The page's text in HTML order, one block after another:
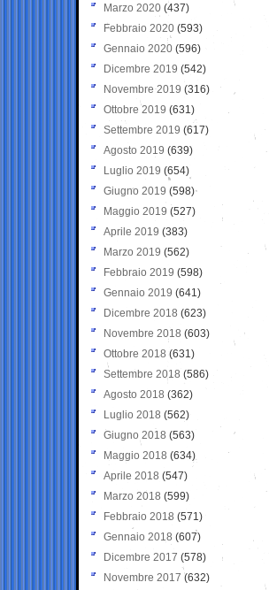
Marzo 2020 (437)
Febbraio 2020 (593)
Gennaio 2020 (596)
Dicembre 2019 (542)
Novembre 2019 (316)
Ottobre 2019 (631)
Settembre 2019 (617)
Agosto 2019 (639)
Luglio 2019 (654)
Giugno 2019 (598)
Maggio 2019 (527)
Aprile 2019 (383)
Marzo 2019 (562)
Febbraio 2019 (598)
Gennaio 2019 (641)
Dicembre 2018 (623)
Novembre 2018 (603)
Ottobre 2018 (631)
Settembre 2018 (586)
Agosto 2018 (362)
Luglio 2018 (562)
Giugno 2018 (563)
Maggio 2018 (634)
Aprile 2018 (547)
Marzo 2018 (599)
Febbraio 2018 (571)
Gennaio 2018 (607)
Dicembre 2017 (578)
Novembre 2017 (632)